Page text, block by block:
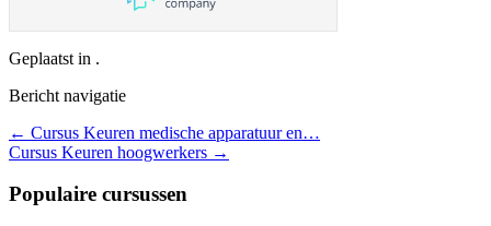
Geplaatst in .
Bericht navigatie
← Cursus Keuren medische apparatuur en…
Cursus Keuren hoogwerkers →
Populaire cursussen